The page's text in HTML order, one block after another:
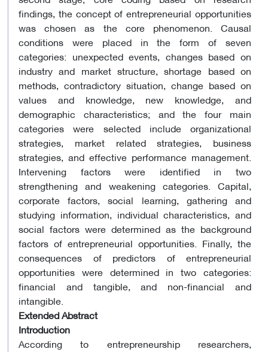
findings, the concept of entrepreneurial opportunities
was chosen as the core phenomenon. Causal
conditions were placed in the form of seven
categories: unexpected events, changes based on
industry and market structure, shortage based on
methods, contradictory situation, change based on
values and knowledge, new knowledge, and
demographic characteristics; and the four main
categories were selected include organizational
strategies, market related strategies, business
strategies, and effective performance management.
Intervening factors were identified in two
strengthening and weakening categories. Capital,
corporate factors, social learning, gathering and
studying information, individual characteristics, and
social factors were determined as the background
factors of entrepreneurial opportunities. Finally, the
consequences of predictors of entrepreneurial
opportunities were determined in two categories:
financial and tangible, and non-financial and
intangible.
Extended Abstract
Introduction
According to entrepreneurship researchers,